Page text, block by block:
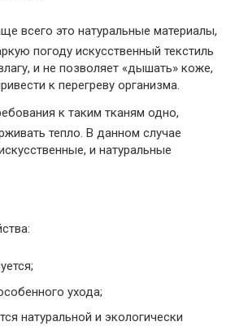
всего это натуральные материалы,
погоду искусственный текстиль
и не позволяет «дышать» коже,
к перегреву организма.
к таким тканям одно,
тепло. В данном случае
и натуральные
ухода;
натуральной и экологически